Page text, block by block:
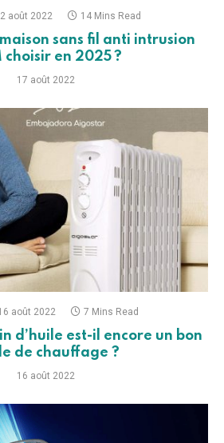
août 2022 14 Mins Read
sans fil anti intrusion
choisir en 2025 ?
17 août 2022
août 2022 7 Mins Read
d’huile est-il encore un bon
de chauffage ?
16 août 2022